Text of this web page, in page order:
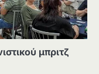
μπριτζ